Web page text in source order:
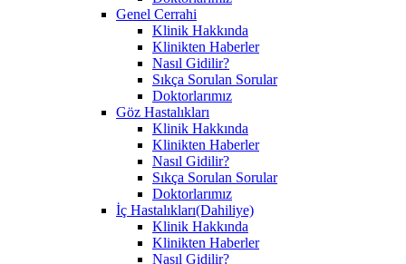
Genel Cerrahi
Klinik Hakkında
Klinikten Haberler
Nasıl Gidilir?
Sıkça Sorulan Sorular
Doktorlarımız
Göz Hastalıkları
Klinik Hakkında
Klinikten Haberler
Nasıl Gidilir?
Sıkça Sorulan Sorular
Doktorlarımız
İç Hastalıkları(Dahiliye)
Klinik Hakkında
Klinikten Haberler
Nasıl Gidilir?